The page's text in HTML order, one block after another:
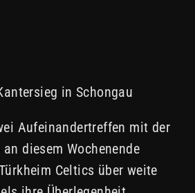
in Schongau
Aufeinandertreffen mit der
diesem Wochenende
Celtics über weite